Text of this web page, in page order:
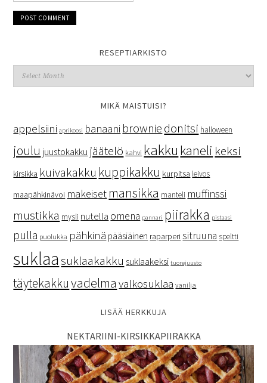
RESEPTIARKISTO
MIKÄ MAISTUISI?
appelsiini aprikoosi banaani brownie donitsi halloween
joulu juustokakku jäätelö kahvi kakku kaneli keksi
kirsikka kuivakakku kuppikakku kurpitsa leivos
maapähkinävoi makeiset mansikka manteli muffinssi
mustikka mysli nutella omena pannari piirakka pistaasi
pulla puolukka pähkinä pääsiäinen raparperi sitruuna speltti
suklaa suklaakakku suklaakeksi tuorejuusto
täytekakkuvadelma valkosuklaa vanilja
LISÄÄ HERKKUJA
NEKTARIINI-KIRSIKKAPIIRAKKA